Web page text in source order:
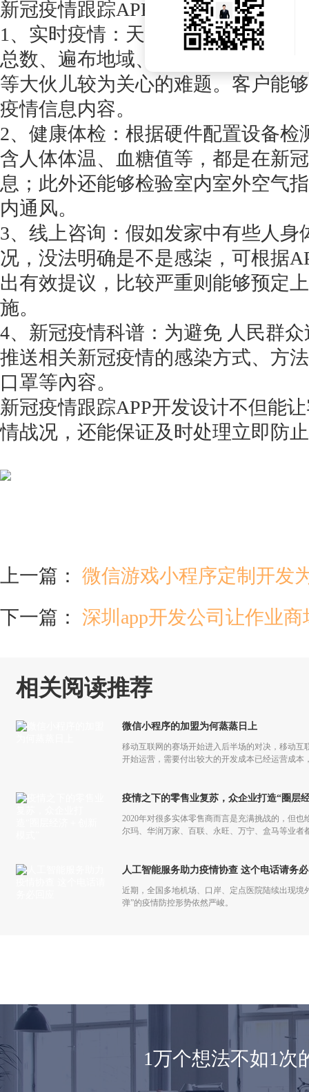
新冠疫情跟踪APP开发设计作用介
1、实时疫情：天天更新全国各地
总数、遍布地域、医治进度、权威
等大伙儿较为关心的难题。客户能
疫情信息内容。
2、健康体检：根据硬件配置设备
含人体体温、血糖值等，都是在新
息；此外还能够检验室内室外空气
内通风。
3、线上咨询：假如发家中有些人身
况，没法明确是不是感柒，可根据
出有效提议，比较严重则能够预定
施。
4、新冠疫情科谱：为避免 人民群
推送相关新冠疫情的感染方式、方
口罩等內容。
新冠疫情跟踪APP开发设计不但能
情战况，还能保证及时处理立即防
上一篇： 微信游戏小程序定制开发
下一篇： 深圳app开发公司让作业
相关阅读推荐
微信小程序的加盟为何蒸蒸日上
移动互联网的赛场开始进入后半场的对决，移动
开始运营，需要付出较大的开发成本已经运营成
疫情之下的零售业复苏，众企业打造“圈层
2020年对很多实体零售商而言是充满挑战的，但
尔玛、华润万家、百联、永旺、万宁、盒马等业
人工智能服务助力疫情协查 这个电话请务
近期，全国多地机场、口岸、定点医院陆续出现
弹”的疫情防控形势依然严峻。
1万个想法不如1次